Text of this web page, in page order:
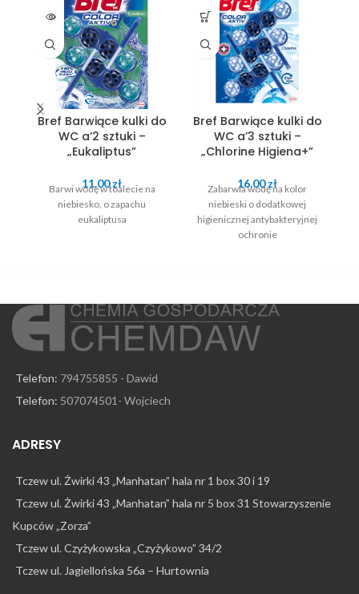
Bref Barwiące kulki do
WC a’2 sztuki –
„Eukaliptus”
11.00zł
Barwi wodę w toalecie na
niebiesko, o zapachu
eukaliptusa
Bref Barwiące kulki do
WC a’3 sztuki –
„Chlorine Higiena+”
16.00zł
Zabarwia wodę na kolor
niebieski o dodatkowej
higienicznej antybakteryjnej
ochronie
Telefon: 794755855 - Dawid
Telefon: 507074501- Wojciech
ADRESY
Tczew ul. Żwirki 43 „Manhatan” hala nr 1 box 30 i 19
Tczew ul. Żwirki 43 „Manhatan” hala nr 5 box 31 Stowarzyszenie
Kupców „Zorza”
Tczew ul. Czyżykowska „Czyżykowo” 34/2
Tczew ul. Jagiellońska 56a – Hurtownia